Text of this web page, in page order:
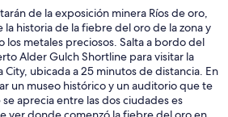
de la exposición minera Ríos de oro,
historia de la fiebre del oro de la zona y
metales preciosos. Salta a bordo del
Alder Gulch Shortline para visitar la
ubicada a 25 minutos de distancia. En
un museo histórico y un auditorio que te
aprecia entre las dos ciudades es